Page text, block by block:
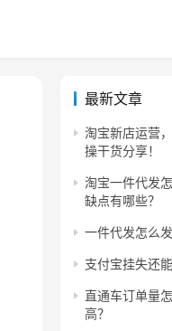
最新文章
淘宝新店运营
操干货分享！
淘宝一件代发
缺点有哪些？
一件代发怎么
支付宝挂失还
直通车订单量
高？